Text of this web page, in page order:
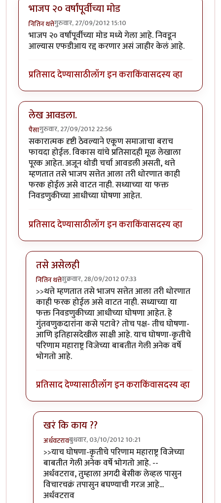
भाजप २० वर्षांपूर्वीच्या मोड
नितिन थत्तेगुरुवार, 27/09/2012 15:10
भाजप २० वर्षांपूर्वीच्या मोड मध्ये गेला आहे. निवडून
आल्यास एफडीआय रद्द करणार असं जाहीर केलं आहे.
प्रतिसाद देण्यासाठीलॉग इन कराकिंवासदस्य व्हा
लेख आवडला.
पैसागुरुवार, 27/09/2012 22:56
सकारात्मक दृष्टी ठेवल्याने एकूण समाजाचा बराच
फायदा होईल. विकास यांचे प्रतिसादही मूळ लेखाला
पूरक आहेत. अजून थोडी चर्चा आवडली असती, थत्ते
म्हणतात तसे भाजप सत्तेत आला तरी धोरणात काही
फरक होईल असे वाटत नाही. सध्याच्या या फक्त
निवडणुकीच्या आधीच्या घोषणा आहेत.
प्रतिसाद देण्यासाठीलॉग इन कराकिंवासदस्य व्हा
तसे असेलही
नितिन थत्तेशुक्रवार, 28/09/2012 07:33
In reply toलेख आवडला.byपैसा
>>थत्ते म्हणतात तसे भाजप सत्तेत आला तरी धोरणात
काही फरक होईल असे वाटत नाही. सध्याच्या या
फक्त निवडणुकीच्या आधीच्या घोषणा आहेत. हे
गुंतवणुकदारांना कसे पटावे? तोच पक्ष- तीच घोषणा-
आणि इतिहासदेखील साक्षी आहे. याच घोषणा-कृतीचे
परिणाम महाराष्ट्र विजेच्या बाबतीत गेली अनेक वर्षे
भोगतो आहे.
प्रतिसाद देण्यासाठीलॉग इन कराकिंवासदस्य व्हा
खरं कि काय ??
अर्धवटरावबुधवार, 03/10/2012 10:21
In reply toतसे असेलहीbyनितिन थत्ते
>>याच घोषणा-कृतीचे परिणाम महाराष्ट्र विजेच्या
बाबतीत गेली अनेक वर्षे भोगतो आहे. --
अर्धवटराव, तुम्हाला अगदी बेसीक लेव्हल पासुन
विचारचक्रं तपासुन बघण्याची गरज आहे...
अर्धवटराव